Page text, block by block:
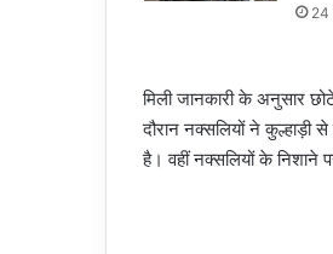
24
मिली जानकारी के अनुसार
दौरान नक्सलियों ने कुल्हाड़ी
है। वहीं नक्सलियों के निशाने